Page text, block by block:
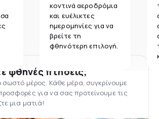
κοντινά αεροδρόμια
και ευέλικτες
ημερομηνίες για να
βρείτε τη
φθηνότερη επιλογή.
φθηνές πτήσεις;
σωστό μέρος. Κάθε μέρα, συγκρίνουμε
για να σας προτείνουμε τις
μια ματιά!